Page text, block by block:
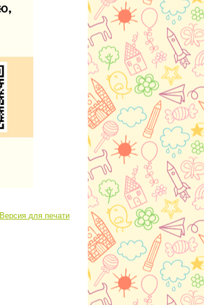
Версия для печати